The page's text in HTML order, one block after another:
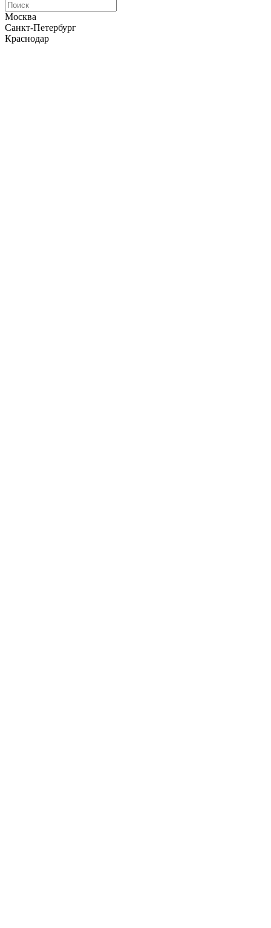
Москва
Санкт-Петербург
Краснодар